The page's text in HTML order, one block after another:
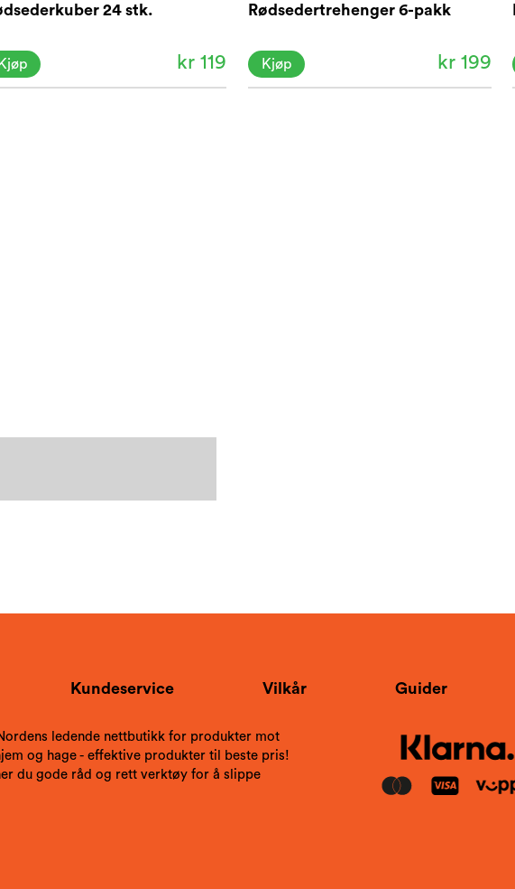
24 stk.
kr 119
Kjøp
Rødsedertrehenger 6-pakk
kr 199
Kjøp
Kundeservice Vilkår Guider
ledende nettbutikk for produkter mot
og hage - effektive produkter til beste pris!
du gode råd og rett verktøy for å slippe